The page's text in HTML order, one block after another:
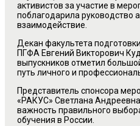
активистов за участие в
поблагодарила руководство
взаимодействие.
Декан факультета
ПГФА Евгений Викторович
выпускников отметил
путь личного и
Представитель спонсора
«РАКУС» Светлана
важность правильного
обучения в России.